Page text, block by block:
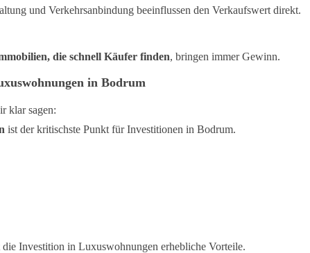
und Verkehrsanbindung beeinflussen den Verkaufswert direkt.
die schnell Käufer finden, bringen immer Gewinn.
in Bodrum
klar sagen:
ist der kritischste Punkt für Investitionen in Bodrum.
Investition in Luxuswohnungen erhebliche Vorteile.